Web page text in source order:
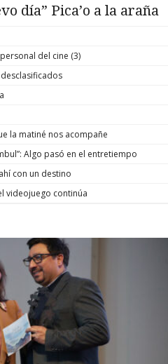
día” Pica’o a la araña
del cine (3)
desclasificados
la matiné nos acompañe
Algo pasó en el entretiempo
con un destino
videojuego continúa